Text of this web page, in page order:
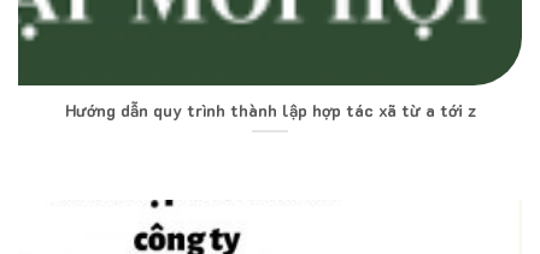
Hướng dẫn quy trình thành lập hợp tác xã từ a tới z